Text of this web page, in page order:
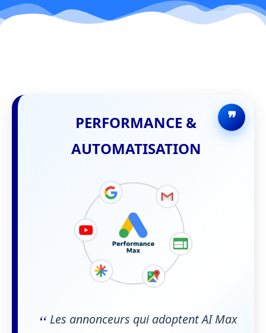
PERFORMANCE &
AUTOMATISATION
“ Les annonceurs qui adoptent AI Max